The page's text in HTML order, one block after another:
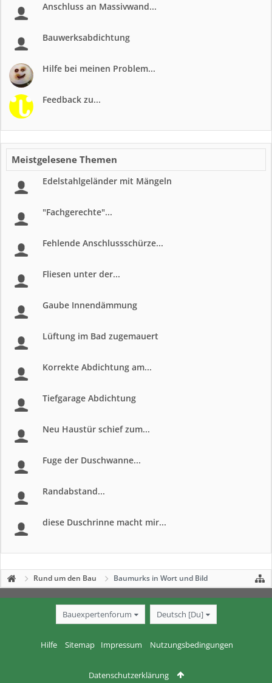
Anschluss an Massivwand...
Bauwerksabdichtung
Hilfe bei meinen Problem...
Feedback zu...
Meistgelesene Themen
Edelstahlgeländer mit Mängeln
"Fachgerechte"...
Fehlende Anschlussschürze...
Fliesen unter der...
Gaube Innendämmung
Lüftung im Bad zugemauert
Korrekte Abdichtung am...
Tiefgarage Abdichtung
Neu Haustür schief zum...
Fuge der Duschwanne...
Randabstand...
diese Duschrinne macht mir...
Rund um den Bau Baumurks in Wort und Bild
Bauexpertenforum Deutsch [Du]
Hilfe Sitemap Impressum Nutzungsbedingungen
Datenschutzerklärung